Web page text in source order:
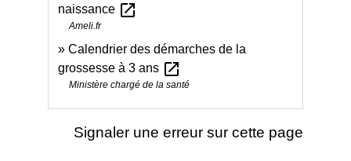
naissance open_in_new
Ameli.fr
Calendrier des démarches de la
grossesse à 3 ans open_in_new
Ministère chargé de la santé
Signaler une erreur sur cette page